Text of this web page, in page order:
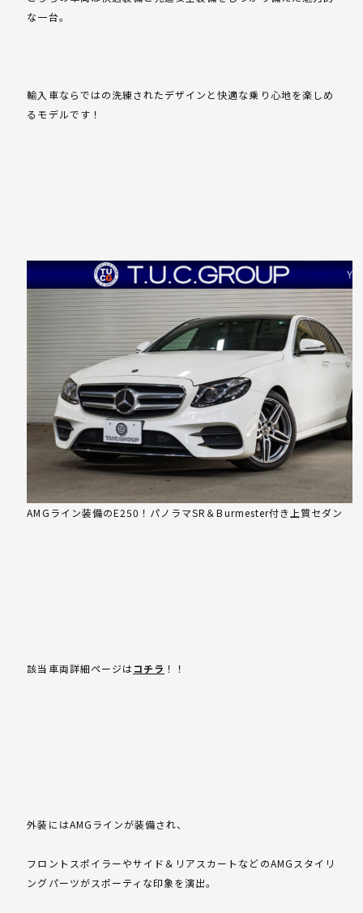
な一台。
輸入車ならではの洗練されたデザインと快適な乗り心地を楽しめ
るモデルです！
AMGライン装備のE250！パノラマSR＆Burmester付き上質セダン
該当車両詳細ページはコチラ ！！
外装にはAMGラインが装備され、
フロントスポイラーやサイド＆リアスカートなどのAMGスタイリ
ングパーツがスポーティな印象を演出。